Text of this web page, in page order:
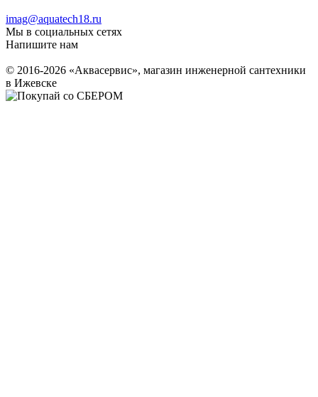
imag@aquatech18.ru
Мы в социальных сетях
Напишите нам
© 2016-2026 «Аквасервис», магазин инженерной сантехники
в Ижевске